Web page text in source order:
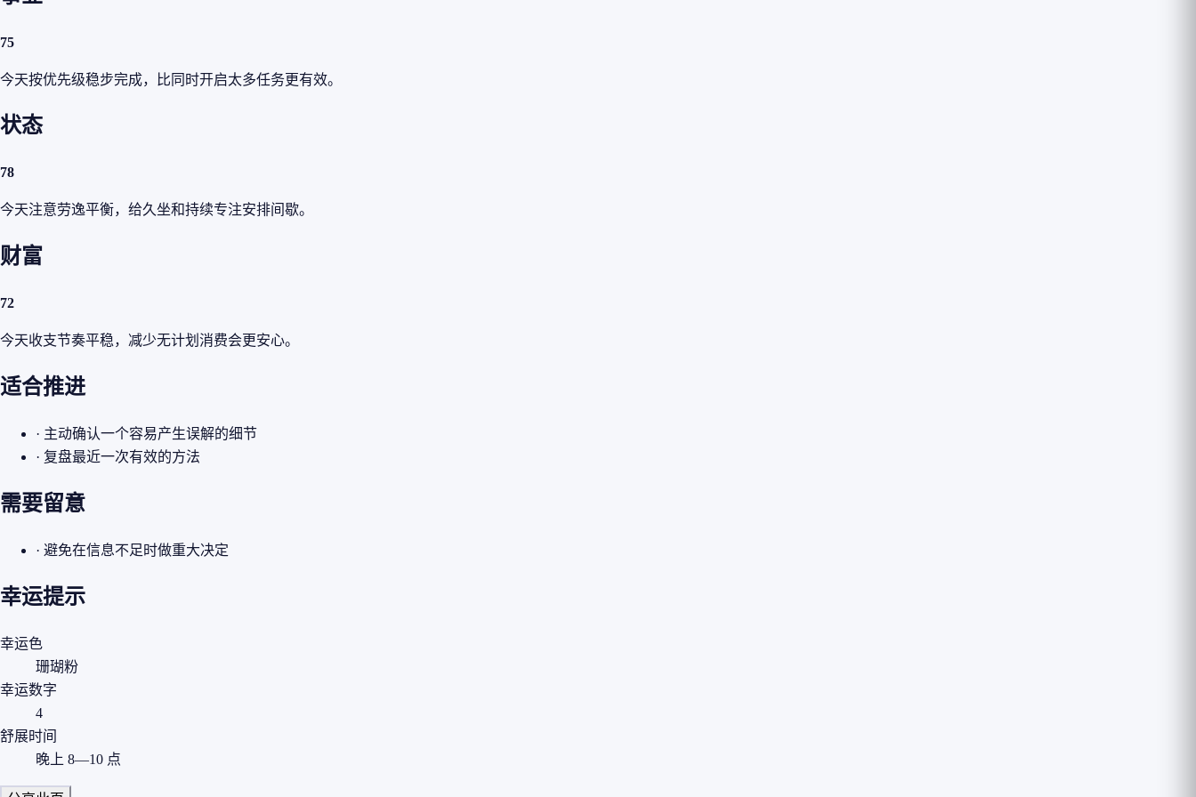
75
今天按优先级稳步完成，比同时开启太多任务更有效。
状态
78
今天注意劳逸平衡，给久坐和持续专注安排间歇。
财富
72
今天收支节奏平稳，减少无计划消费会更安心。
适合推进
· 主动确认一个容易产生误解的细节
· 复盘最近一次有效的方法
需要留意
· 避免在信息不足时做重大决定
幸运提示
幸运色
珊瑚粉
幸运数字
4
舒展时间
晚上 8—10 点